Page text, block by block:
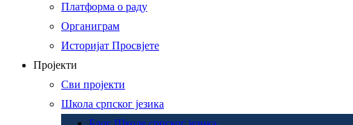
Платформа о раду
Органиграм
Историјат Просвјете
Пројекти
Сви пројекти
Школа српског језика